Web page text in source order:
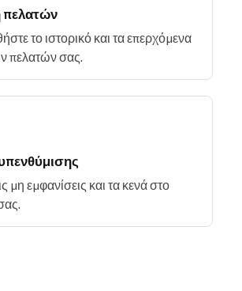
πελατών
το ιστορικό και τα επερχόμενα
πελατών σας.
μη εμφανίσεις και τα κενά στο